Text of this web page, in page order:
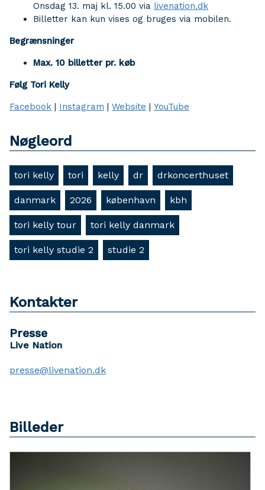
Onsdag 13. maj kl. 15.00 via livenation.dk
Billetter kan kun vises og bruges via mobilen.
Begrænsninger
Max. 10 billetter pr. køb
Følg Tori Kelly
Facebook | Instagram | Website | YouTube
Nøgleord
tori kelly tori kelly dr drkoncerthuset
danmark 2026 københavn kbh
tori kelly tour tori kelly danmark
tori kelly studie 2 studie 2
Kontakter
Presse
Live Nation
presse@livenation.dk
Billeder